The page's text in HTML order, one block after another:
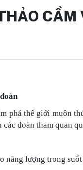
CẦM
phá thế giới muôn
đoàn tham quan
năng lượng trong